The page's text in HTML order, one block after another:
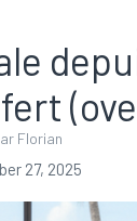
Florian
27, 2025